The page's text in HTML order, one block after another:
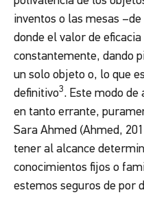
inventos o las mesas
donde el valor de
constantemente, dando
un solo objeto o, lo que
definitivo3. Este modo de
en tanto errante,
Sara Ahmed (Ahmed,
tener al alcance
conocimientos fijos o
estemos seguros de por